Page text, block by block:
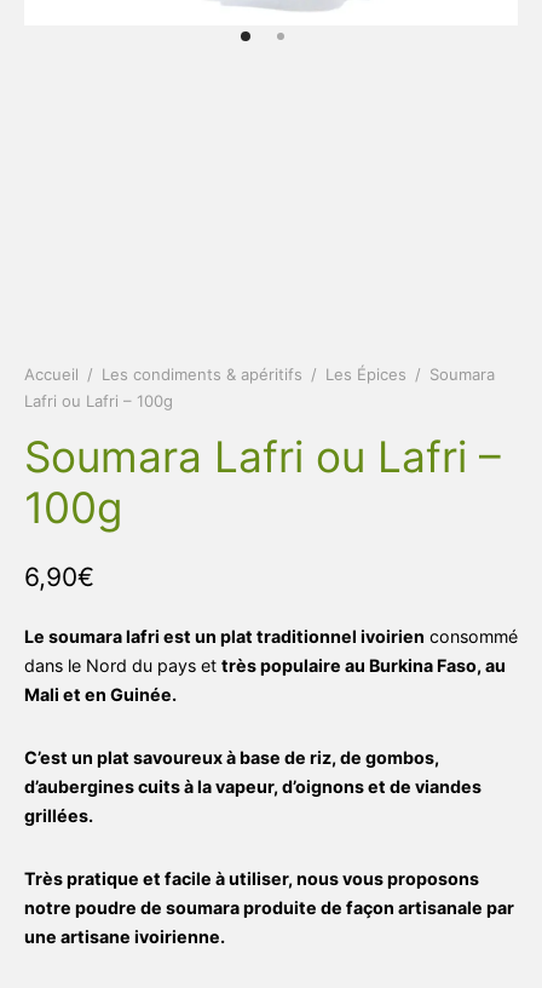
Accueil / Les condiments & apéritifs / Les Épices / Soumara
Lafri ou Lafri – 100g
Soumara Lafri ou Lafri –
100g
6,90€
Le soumara lafri est un plat traditionnel ivoirien consommé
dans le Nord du pays et très populaire au Burkina Faso, au
Mali et en Guinée.
C’est un plat savoureux à base de riz, de gombos,
d’aubergines cuits à la vapeur, d’oignons et de viandes
grillées.
Très pratique et facile à utiliser, nous vous proposons
notre poudre de soumara produite de façon artisanale par
une artisane ivoirienne.